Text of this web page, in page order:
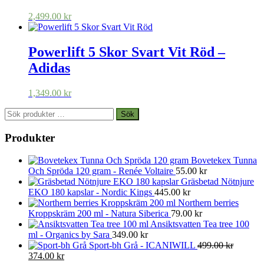
2,499.00 kr
Powerlift 5 Skor Svart Vit Röd –
Adidas
1,349.00 kr
Sök
efter:
Sök
Produkter
Bovetekex Tunna
Och Spröda 120 gram - Renée Voltaire 55.00 kr
Gräsbetad Nötnjure
EKO 180 kapslar - Nordic Kings 445.00 kr
Northern berries
Kroppskräm 200 ml - Natura Siberica 79.00 kr
Ansiktsvatten Tea tree 100
ml - Organics by Sara 349.00 kr
Sport-bh Grå - ICANIWILL 499.00kr
Det
374.00 krDet